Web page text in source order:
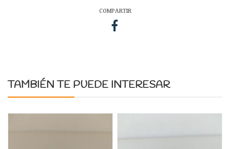
COMPARTIR
TAMBIÉN TE PUEDE INTERESAR